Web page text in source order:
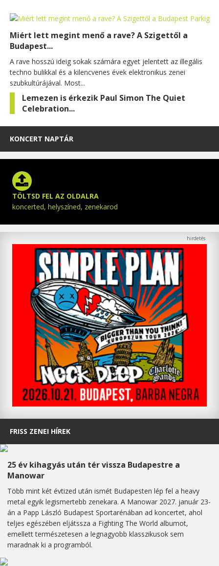
Miért lett megint menő a rave? A Szigettől a
Budapest...
A rave hosszú ideig sokak számára egyet jelentett az illegális
techno bulikkal és a kilencvenes évek elektronikus zenei
szubkultúrájával. Most...
Lemezen is érkezik Paul Simon The Quiet
Celebration...
KONCERT NAPTÁR
TÖLTSD FEL AZ OLDALRA
koncerted, helyszíned, zenekarod
FRISS ZENEI HÍREK
25 év kihagyás után tér vissza Budapestre a
Manowar
Több mint két évtized után ismét Budapesten lép fel a heavy
metal egyik legismertebb zenekara. A Manowar 2027. január 23-
án a Papp László Budapest Sportarénában ad koncertet, ahol
teljes egészében eljátssza a Fighting The World albumot,
emellett természetesen a legnagyobb klasszikusok sem
maradnak ki a programból.